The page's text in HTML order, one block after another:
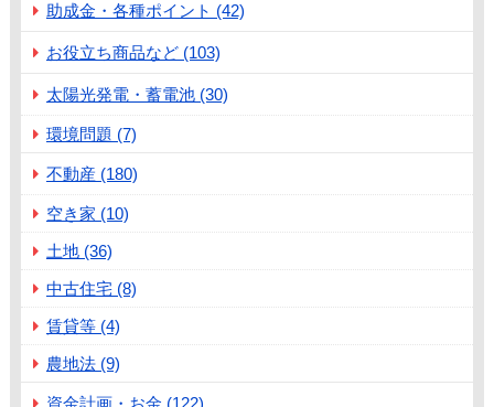
助成金・各種ポイント (42)
お役立ち商品など (103)
太陽光発電・蓄電池 (30)
環境問題 (7)
不動産 (180)
空き家 (10)
土地 (36)
中古住宅 (8)
賃貸等 (4)
農地法 (9)
資金計画・お金 (122)